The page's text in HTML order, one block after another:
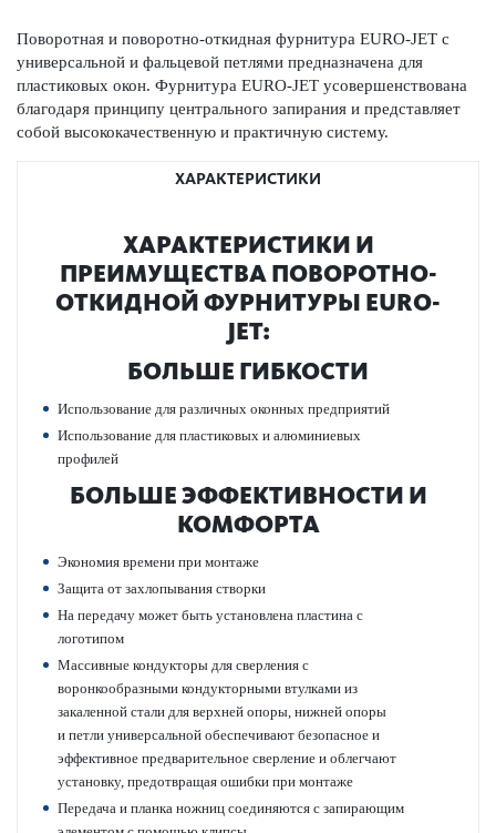
Поворотная и поворотно-откидная фурнитура EURO-JET с
универсальной и фальцевой петлями предназначена для
пластиковых окон. Фурнитура EURO-JET усовершенствована
благодаря принципу центрального запирания и представляет
собой высококачественную и практичную систему.
ХАРАКТЕРИСТИКИ
ХАРАКТЕРИСТИКИ И
ПРЕИМУЩЕСТВА ПОВОРОТНО-
ОТКИДНОЙ ФУРНИТУРЫ EURO-
JET:
БОЛЬШЕ ГИБКОСТИ
Использование для различных оконных предприятий
Использование для пластиковых и алюминиевых
профилей
БОЛЬШЕ ЭФФЕКТИВНОСТИ И
КОМФОРТА
Экономия времени при монтаже
Защита от захлопывания створки
На передачу может быть установлена пластина с
логотипом
Массивные кондукторы для сверления с
воронкообразными кондукторными втулками из
закаленной стали для верхней опоры, нижней опоры
и петли универсальной обеспечивают безопасное и
эффективное предварительное сверление и облегчают
установку, предотвращая ошибки при монтаже
Передача и планка ножниц соединяются с запирающим